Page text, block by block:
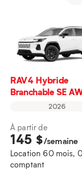
RAV4 Hybride
Branchable SE
2026
À partir de
145 $/semaine
Location 60 mois,
comptant